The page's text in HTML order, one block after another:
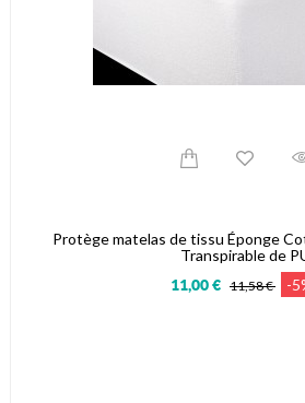
Protège matelas de tissu Éponge
Transpirable de
11,00 € 11,58 € -